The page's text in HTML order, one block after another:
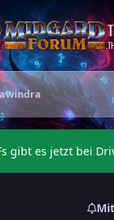
gibt es jetzt bei